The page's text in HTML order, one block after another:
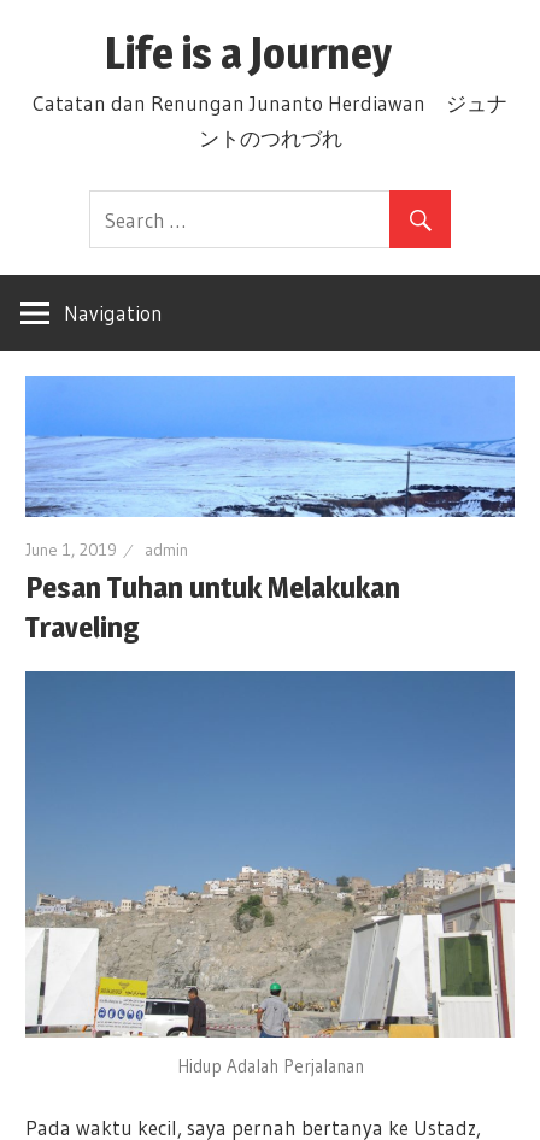
Life is a Journey
Catatan dan Renungan Junanto Herdiawan ジュナ
ントのつれづれ
Navigation
June 1, 2019 admin
Pesan Tuhan untuk Melakukan
Traveling
Hidup Adalah Perjalanan
Pada waktu kecil, saya pernah bertanya ke Ustadz,